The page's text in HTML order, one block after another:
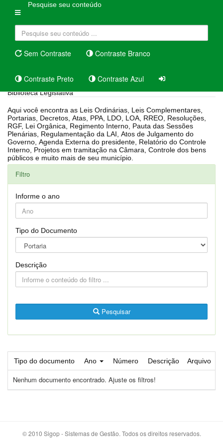
Pesquise seu conteúdo
Sem Contraste Contraste Branco
Contraste Preto Contraste Azul
Biblioteca Legislativa
Aqui você encontra as Leis Ordinárias, Leis Complementares,
Portarias, Decretos, Atas, PPA, LDO, LOA, RREO, Resoluções,
RGF, Lei Orgânica, Regimento Interno, Pauta das Sessões
Plenárias, Regulamentação da LAI, Atos de Julgamento do
Governo, Agenda Externa do presidente, Relatório do Controle
Interno, Projetos em tramitação na Câmara, Controle dos bens
públicos e muito mais de seu município.
Filtro
Informe o ano
Tipo do Documento
Descrição
Pesquisar
Tipo do documento Ano Número Descrição Arquivo
Nenhum documento encontrado. Ajuste os filtros!
© 2010 Sigop - Sistemas de Gestão. Todos os direitos reservados.